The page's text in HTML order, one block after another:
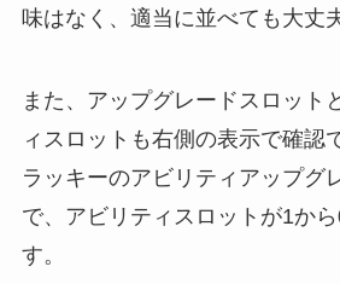
味はなく、適当に並べても大丈
また、アップグレードスロット
ィスロットも右側の表示で確認
ラッキーのアビリティアップグ
で、アビリティスロットが1か
す。